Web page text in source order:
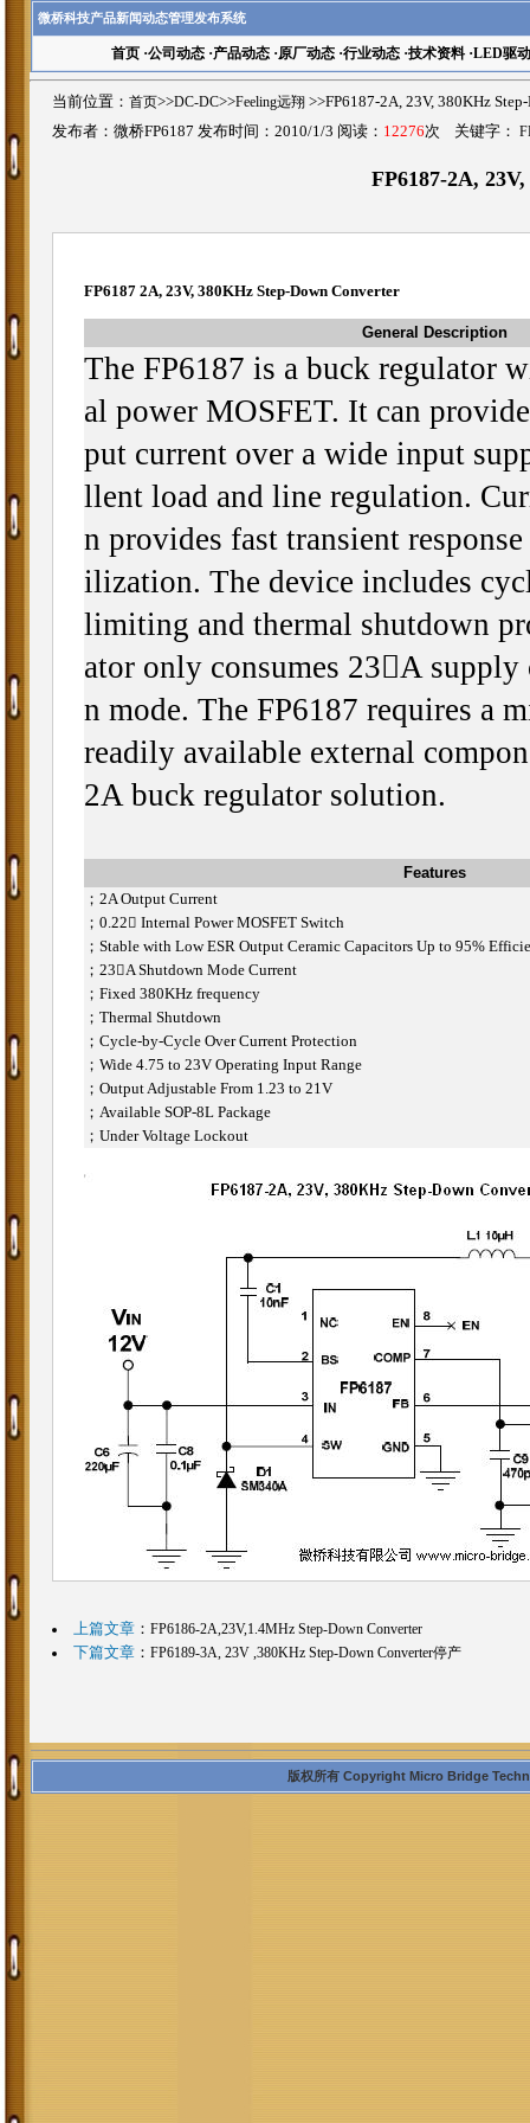
微桥科技产品新闻动态管理发布系统
首页·公司动态·产品动态·原厂动态·行业动态·技术资料·LED驱动
当前位置： 首页>>DC-DC>>Feeling远翔 >>FP6187-2A, 23V, 380KHz
发布者：微桥FP6187 发布时间：2010/1/3 阅读： 12276次 关键字：
FP6187-2A,
FP6187 2A, 23V, 380KHz Step-Down Converter
General Description
The FP6187 is a buck regulator
al power MOSFET. It can
put current over a wide input
llent load and line regulation.
n provides fast transient response
ilization. The device includes
limiting and thermal shutdown
ator only consumes 23A
n mode. The FP6187 requires a
readily available external
2A buck regulator solution.
Features
； 2A Output Current
； 0.22 Internal Power MOSFET Switch
； Stable with Low ESR Output Ceramic Capacitors Up to 95%
； 23A Shutdown Mode Current
； Fixed 380KHz frequency
； Thermal Shutdown
； Cycle-by-Cycle Over Current Protection
； Wide 4.75 to 23V Operating Input Range
； Output Adjustable From 1.23 to 21V
； Available SOP-8L Package
； Under Voltage Lockout
上篇文章： FP6186-2A,23V,1.4MHz Step-Down Converter
下篇文章： FP6189-3A, 23V ,380KHz Step-Down Converter停产
版权所有 Copyright Micro Bridge